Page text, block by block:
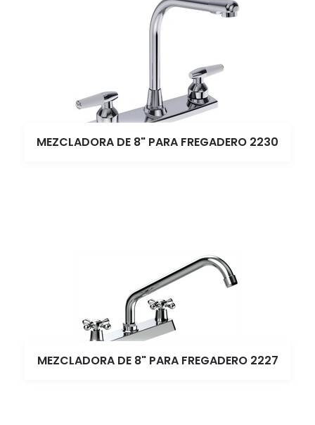
MEZCLADORA DE 8" PARA FREGADERO 2230
MEZCLADORA DE 8" PARA FREGADERO 2227